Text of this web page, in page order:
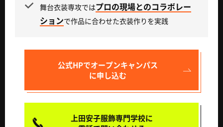
舞台衣装専攻ではプロの現場とのコラボレー
ションで作品に合わせた衣装作りを実践
公式HPでオープンキャンパス
に申し込む
上田安子服飾専門学校に